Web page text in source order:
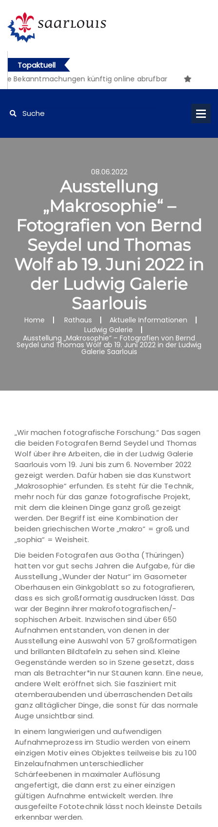
Topaktuell
künftig online abrufbar
08.06.2022
Ausstellung
„Makrosophie“ –
Fotografien von Bernd
Seydel und Thomas
Wolf ab 19. Juni 2022 in
der Ludwig Galerie
Saarlouis
Home Rathaus
Aktuelle Informationen
Ludwig Galerie
Ausstellung „Makrosophie“ – Fotografien von Bernd
Seydel und Thomas Wolf ab 19. Juni 2022 in der Ludwig
Galerie Saarlouis
„Wir machen fotografische Forschung.“ Das sagen
die beiden Fotografen Bernd Seydel und Thomas
Wolf über ihre Arbeiten, die in der Ludwig Galerie
Saarlouis vom 19. Juni bis zum 6. November 2022
gezeigt werden. Dafür haben sie das Kunstwort
„Makrosophie“ erfunden. Es steht für die Technik,
mehr noch für das ganze fotografische Projekt,
mit dem die kleinen Dinge ganz groß gezeigt
werden. Der Begriff ist eine Kombination der
beiden griechischen Worte „makro“ = groß und
„sophia“ = Weisheit.
Die beiden Fotografen aus Gotha (Thüringen)
hatten vor gut sechs Jahren die Aufgabe, für die
Ausstellung „Wunder der Natur“ im Gasometer
Oberhausen ein Ginkgoblatt so zu fotografieren,
dass es sich großformatig ausdrucken lässt. Das
war der Beginn ihrer makrofotografischen/-
sophischen Arbeit. Inzwischen sind über 650
Aufnahmen entstanden, von denen in der
Ausstellung eine Auswahl von 57 großformatigen
und brillanten Bildtafeln zu sehen sind. Kleine
Gegenstände werden so in Szene gesetzt, dass
man als Betrachter*in nur Staunen kann. Eine neue,
andere Welt eröffnet sich. Sie fasziniert mit
atemberaubenden und überraschenden Details
ganz alltäglicher Dinge, die sonst für das normale
Auge unsichtbar sind.
In einem langwierigen und aufwendigen
Aufnahmeprozess im Studio werden von einem
einzigen Motiv eines Objektes teilweise bis zu 100
Einzelaufnahmen unterschiedlicher
Schärfeebenen in maximaler Auflösung
angefertigt, die dann erst zu einer einzigen
gültigen Aufnahme entwickelt werden. Ihre
ausgefeilte Fototechnik lässt noch kleinste Details
erkennbar werden.